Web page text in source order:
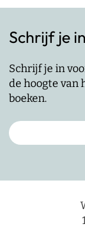
Schrijf je
Schrijf je in
de hoogte van
boeken.